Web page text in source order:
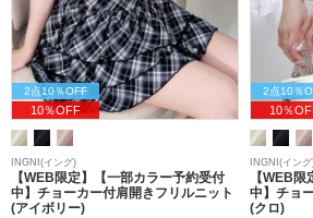
2点10％OFF
10％OFF
INGNI(イング)
【WEB限定】【一部カラー予約受付
中】チョーカー付肩開きフリルニット
(アイボリー)
2点10％
10％
INGNI(イン
【WEB
中】チョ
(クロ)